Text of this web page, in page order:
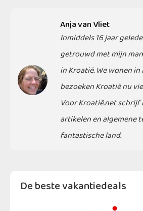
Anja van Vliet
Inmiddels 16 jaar
getrouwd met mijn
in Kroatië. We wonen
bezoeken Kroatië nu
Voor Kroatië.net
artikelen en algemene
fantastische land.
De beste vakantiedeals